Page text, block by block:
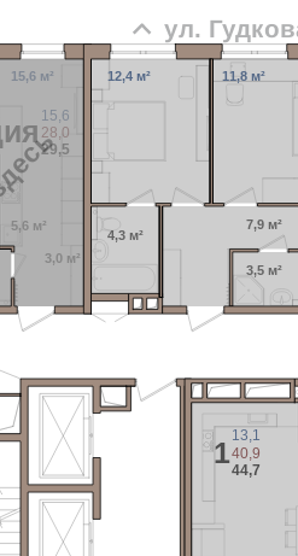
5,6 м²
15,6 м²
3,0 м²
15,6
28,0
29,5
12,4 м² 11,8 м²
4,3 м²
3,5 м²
7,9 м²
1
13,1
40,9
44,7
ул.